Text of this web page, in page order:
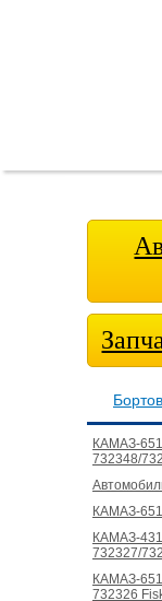
КАМАЗ-
732348/
КАМАЗ-
КАМАЗ-
732327/
КАМАЗ-
732326